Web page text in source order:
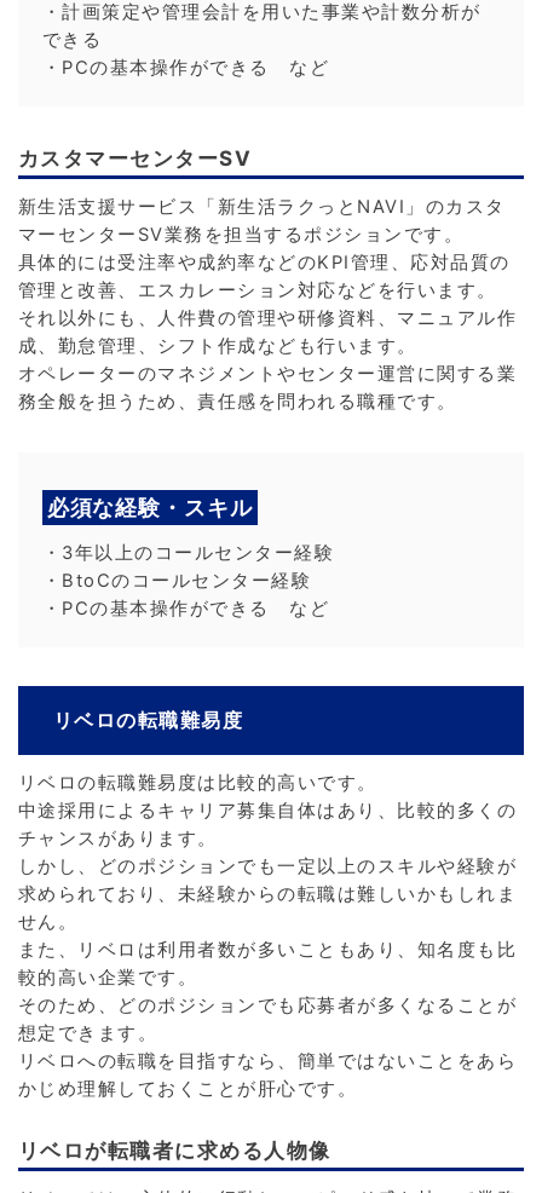
・計画策定や管理会計を用いた事業や計数分析が
できる
・PCの基本操作ができる など
カスタマーセンターSV
新生活支援サービス「新生活ラクっとNAVI」のカスタ
マーセンターSV業務を担当するポジションです。
具体的には受注率や成約率などのKPI管理、応対品質の
管理と改善、エスカレーション対応などを行います。
それ以外にも、人件費の管理や研修資料、マニュアル作
成、勤怠管理、シフト作成なども行います。
オペレーターのマネジメントやセンター運営に関する業
務全般を担うため、責任感を問われる職種です。
必須な経験・スキル
・3年以上のコールセンター経験
・BtoCのコールセンター経験
・PCの基本操作ができる など
リベロの転職難易度
リベロの転職難易度は比較的高いです。
中途採用によるキャリア募集自体はあり、比較的多くの
チャンスがあります。
しかし、どのポジションでも一定以上のスキルや経験が
求められており、未経験からの転職は難しいかもしれま
せん。
また、リベロは利用者数が多いこともあり、知名度も比
較的高い企業です。
そのため、どのポジションでも応募者が多くなることが
想定できます。
リベロへの転職を目指すなら、簡単ではないことをあら
かじめ理解しておくことが肝心です。
リベロが転職者に求める人物像